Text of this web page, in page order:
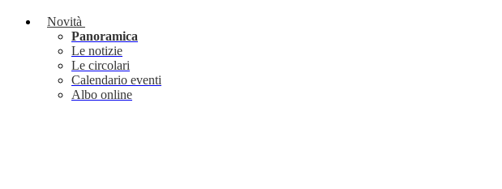
Novità
Panoramica
Le notizie
Le circolari
Calendario eventi
Albo online